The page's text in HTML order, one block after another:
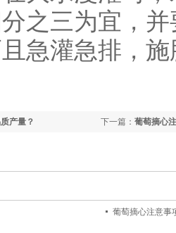
之三为宜，
急灌急排，
下一篇： 葡萄摘心
产量？
葡萄摘心注意事